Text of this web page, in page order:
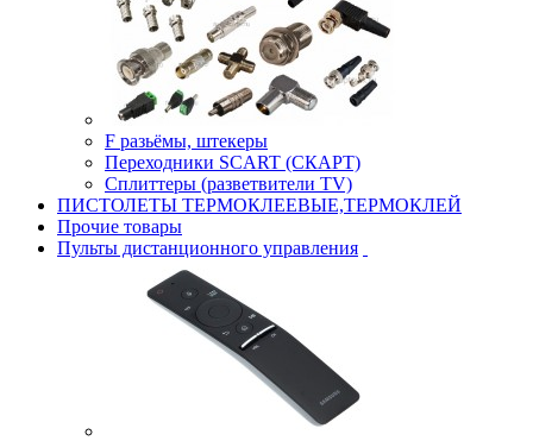
F разьёмы, штекеры
Переходники SCART (СКАРТ)
Сплиттеры (разветвители TV)
ПИСТОЛЕТЫ ТЕРМОКЛЕЕВЫЕ,ТЕРМОКЛЕЙ
Прочие товары
Пульты дистанционного управления